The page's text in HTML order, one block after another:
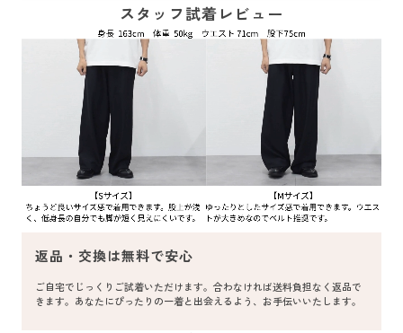
スタッフ試着レビュー
返品・交換は無料で安心
ご自宅でじっくりご試着いただけます。合わなければ送料負担なく返品で
きます。あなたにぴったりの一着と出会えるよう、お手伝いいたします。